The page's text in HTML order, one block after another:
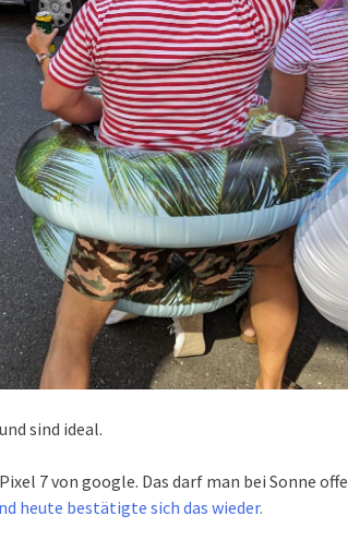
sind ideal.
7 von google. Das darf man bei Sonne
heute bestätigte sich das wieder.